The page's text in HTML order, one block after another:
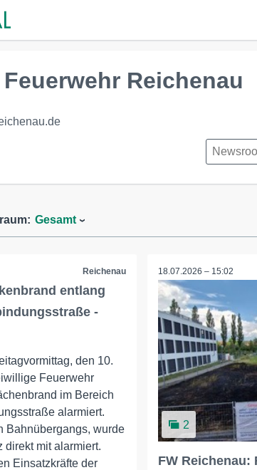
Reichenau
Gesamt
Reichenau
entlang
-
den 10.
Feuerwehr
im Bereich
alarmiert.
Bahnübergangs, wurde
direkt mit alarmiert.
Einsatzkräfte der
18.07.2026 – 15:02
2
FW Reichenau: